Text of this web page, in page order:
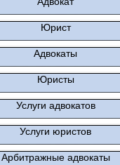
Юрист
Адвокаты
Юристы
Услуги адвокатов
Услуги юристов
Арбитражные адвокаты